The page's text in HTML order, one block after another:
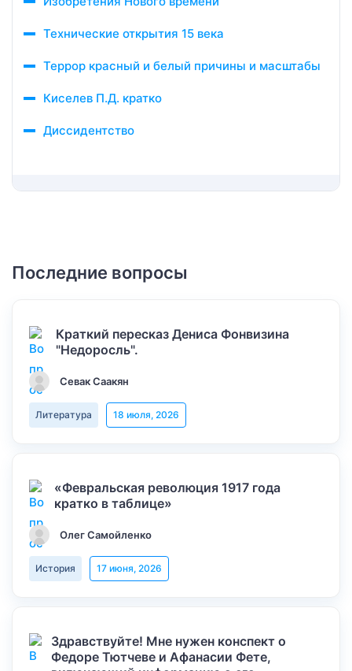
Технические открытия 15 века
Террор красный и белый причины и масштабы
Киселев П.Д. кратко
Диссидентство
Последние вопросы
Краткий пересказ Дениса Фонвизина
"Недоросль".
Севак Саакян
Литература 18 июля, 2026
«Февральская революция 1917 года
кратко в таблице»
Олег Самойленко
История 17 июня, 2026
Здравствуйте! Мне нужен конспект о
Федоре Тютчеве и Афанасии Фете,